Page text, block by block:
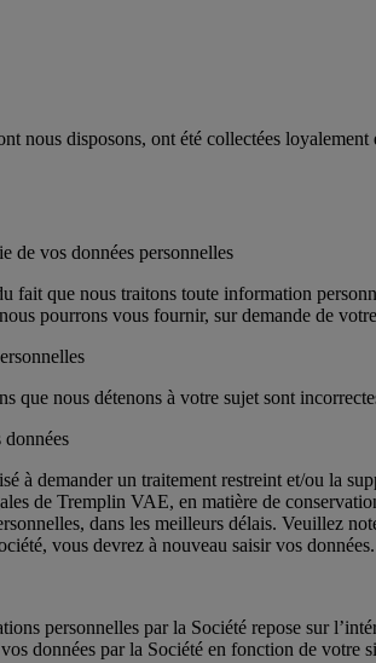
nous disposons, ont été collectées
de vos données personnelles
fait que nous traitons toute information
pourrons vous fournir, sur demande de
que nous détenons à votre sujet sont
à demander un traitement restreint et/ou la
de Tremplin VAE, en matière de
dans les meilleurs délais. Veuillez
vous devrez à nouveau saisir vos données.
personnelles par la Société repose sur
données par la Société en fonction de votre